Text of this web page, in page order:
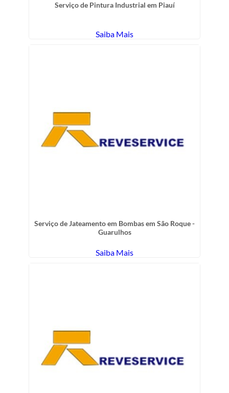
Serviço de Pintura Industrial em Piauí
Saiba Mais
Serviço de Jateamento em Bombas em São Roque -
Guarulhos
Saiba Mais